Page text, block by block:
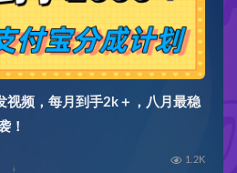
视频，每月到手2k＋，八月最稳
！
1.2K